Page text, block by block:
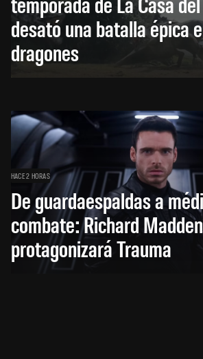
desató una batalla épica
dragones
HACE 2 HORAS
De guardaespaldas a
combate: Richard Madden
protagonizará Trauma